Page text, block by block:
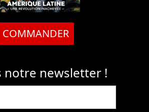
COMMANDER
notre newsletter !